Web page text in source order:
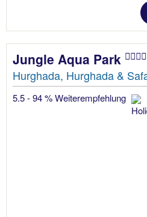
Jungle Aqua Park
Hurghada, Hurghada &
5.5 - 94 % Weiterempfehlung